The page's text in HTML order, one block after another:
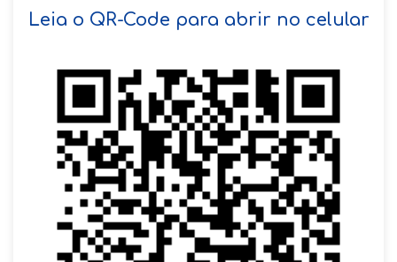
Leia o QR-Code para abrir no celular